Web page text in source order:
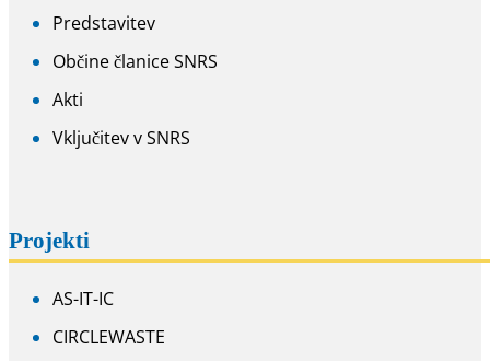
Predstavitev
Občine članice SNRS
Akti
Vključitev v SNRS
Projekti
AS-IT-IC
CIRCLEWASTE